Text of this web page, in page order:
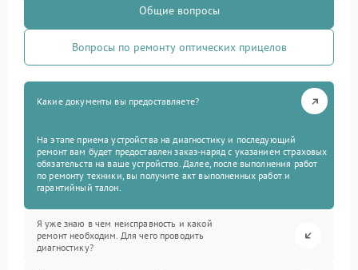
Общие вопросы
Вопросы по ремонту оптических прицелов
Какие документы вы предоставляете?
На этапе приема устройства на диагностику и последующий
ремонт вам будет предоставлен заказ-наряд с указанием страховых
обязательств на ваше устройство. Далее, после выполнения работ
по ремонту техники, вы получите акт выполненных работ и
гарантийный талон.
Я уже знаю в чем неисправность и какой
ремонт необходим. Для чего проводить
диагностику?